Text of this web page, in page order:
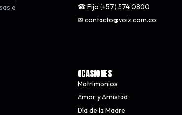
e
☎ Fijo (+57) 574 0800
✉ contacto@voiz.com.co
OCASIONES
Matrimonios
Amor y Amistad
Día de la Madre